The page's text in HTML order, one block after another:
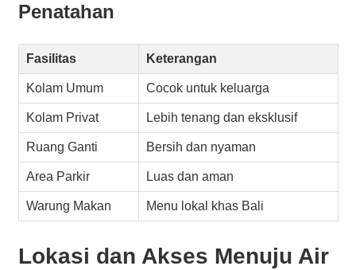
Penatahan
Fasilitas Keterangan
Kolam Umum Cocok untuk keluarga
Kolam Privat Lebih tenang dan eksklusif
Ruang Ganti Bersih dan nyaman
Area Parkir Luas dan aman
Warung Makan Menu lokal khas Bali
Lokasi dan Akses Menuju Air